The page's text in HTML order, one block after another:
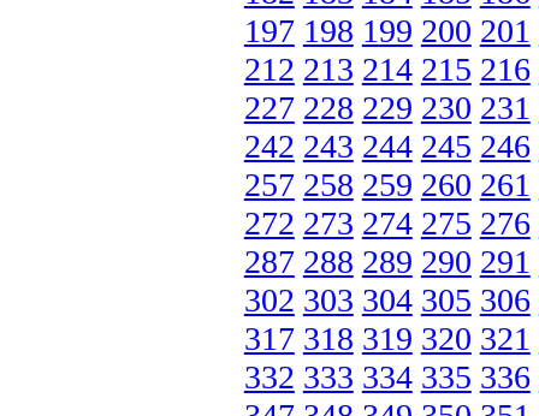
197 198 199 200 201
212 213 214 215 216
227 228 229 230 231
242 243 244 245 246
257 258 259 260 261
272 273 274 275 276
287 288 289 290 291
302 303 304 305 306
317 318 319 320 321
332 333 334 335 336